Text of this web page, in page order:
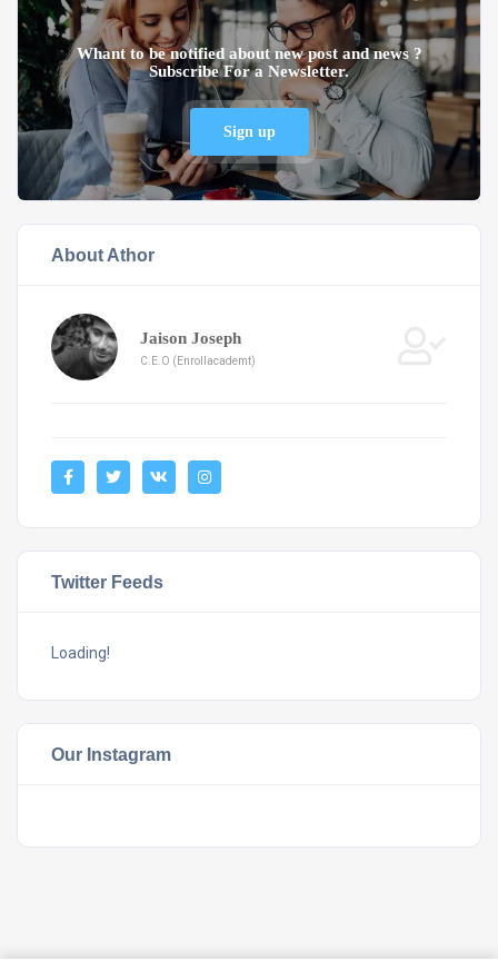
Whant to be notified about new post and news ?
Subscribe For a Newsletter.
Sign up
About Athor
Jaison Joseph
C.E.O (Enrollacademt)
Twitter Feeds
Loading!
Our Instagram